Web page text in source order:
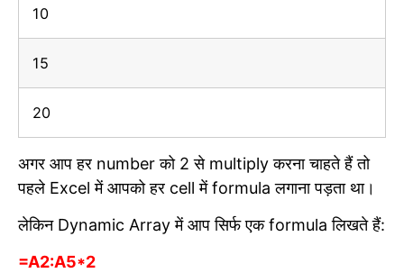
10
15
20
अगर आप हर number को 2 से multiply करना चाहते हैं तो
पहले Excel में आपको हर cell में formula लगाना पड़ता था।
लेकिन Dynamic Array में आप सिर्फ एक formula लिखते हैं:
=A2:A5*2